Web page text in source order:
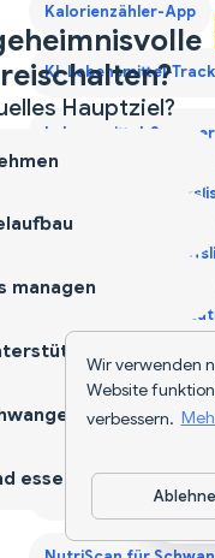
Wir verwenden
Website
verbessern.
Kalorienzähler-App
KI-Lebensmittel-
Lebensmittel-
Monatliche
Monatlicher
Muskelaufbau mit
NutriScan für
Hauptziel?
managen
essen